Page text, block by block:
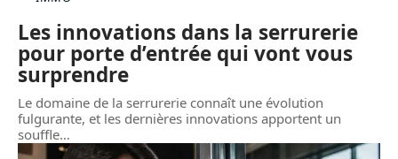
Les innovations dans la serrurerie
pour porte d’entrée qui vont vous
surprendre
Le domaine de la serrurerie connaît une évolution
fulgurante, et les dernières innovations apportent un
souffle…